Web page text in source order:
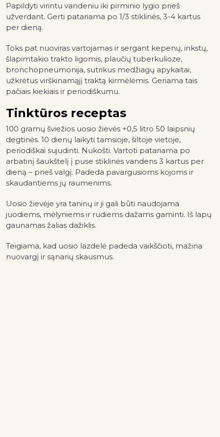
Papildyti virintu vandeniu iki pirminio lygio prieš
užverdant. Gerti patariama po 1/3 stiklinės, 3-4 kartus
per dieną.
Toks pat nuoviras vartojamas ir sergant kepenų, inkstų,
šlapimtakio trakto ligomis, plaučių tuberkulioze,
bronchopneumonija, sutrikus medžiagų apykaitai,
užkrėtus virškinamąjį traktą kirmėlėmis. Geriama tais
pačiais kiekiais ir periodiškumu.
Tinktūros receptas
100 gramų šviežios uosio žievės +0,5 litro 50 laipsnių
degtinės. 10 dienų laikyti tamsioje, šiltoje vietoje,
periodiškai sujudinti. Nukošti. Vartoti patariama po
arbatinį šaukštelį į puse stiklinės vandens 3 kartus per
dieną – prieš valgį. Padeda pavargusioms kojoms ir
skaudantiems jų raumenims.
Uosio žievėje yra taninų ir ji gali būti naudojama
juodiems, mėlyniems ir rudiems dažams gaminti. Iš lapų
gaunamas žalias dažiklis.
Teigiama, kad uosio lazdelė padeda vaikščioti, mažina
nuovargį ir sąnarių skausmus.